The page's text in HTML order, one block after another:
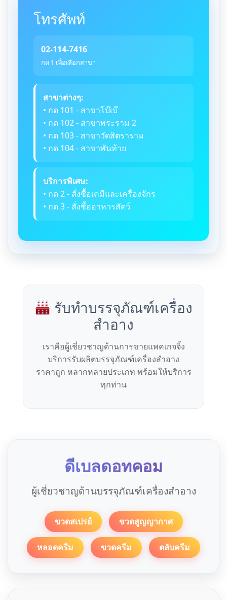
โทรศัพท์
02-114-7416
กด 1 เพื่อเลือกสาขา
สาขาต่างๆ:
• กด 101 - สาขาโบ๊เบ๊
• กด 102 - สาขาพระราม 2
• กด 103 - สาขาวัดสิตราราม
• กด 104 - สาขาพันท้าย
บริการพิเศษ:
• กด 2 - สั่งซื้อเคมีและเครื่องจักร
• กด 3 - สั่งซื้ออาหารสัตว์
รับทำบรรจุภัณฑ์เครื่อง
สำอาง
เราคือผู้เชี่ยวชาญด้านการขายแพคเกจจิ้ง
บริการรับผลิตบรรจุภัณฑ์เครื่องสำอาง
ราคาถูก หลากหลายประเภท พร้อมให้บริการ
ทุกท่าน
ดีเบลดอทคอม
ผู้เชี่ยวชาญด้านบรรจุภัณฑ์เครื่องสำอาง
ขวดสเปรย์ ขวดสูญญากาศ
หลอดครีม ขวดครีม ตลับครีม